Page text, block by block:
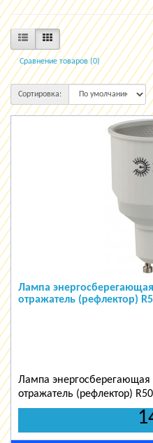
Сравнение товаров (0)
Сортировка:
Лампа
отражатель (рефлектор)
Лампа энергосберегающая
отражатель (рефлектор)